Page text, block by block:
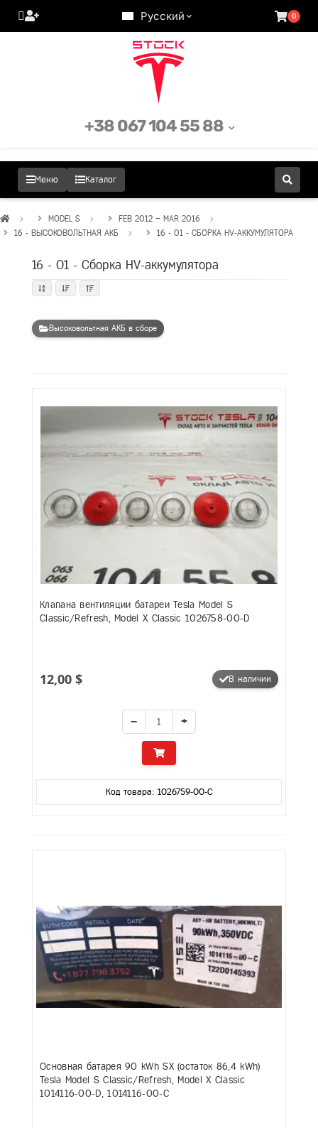
Русский 0
Меню Каталог
+38 067 104 55 88
MODEL S
FEB 2012 – MAR 2016
16 - ВЫСОКОВОЛЬТНАЯ АКБ
16 - 01 - СБОРКА HV-АККУМУЛЯТОРА
16 - 01 - Сборка HV-аккумулятора
Высоковольтная АКБ в сборе
Клапана вентиляции батареи Tesla Model S
Classic/Refresh, Model X Classic 1026758-00-D
12,00 $ В наличии
− +
Код товара: 1026759-00-C
Основная батарея 90 kWh SX (остаток 86,4 kWh)
Tesla Model S Classic/Refresh, Model X Classic
1014116-00-D, 1014116-00-C